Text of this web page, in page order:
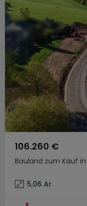
Bauland zum Kauf in
106.260 €
5,06 Ar